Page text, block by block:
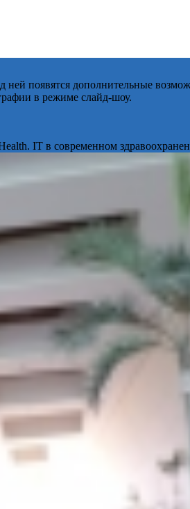
появятся дополнительные
в режиме слайд-шоу.
IT в современном